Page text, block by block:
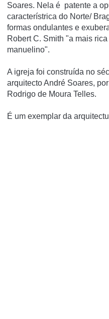
Soares. Nela é patente a
característrica do Norte/
formas ondulantes e
Robert C. Smith "a mais
manuelino".
A igreja foi construí­da no
arquitecto André Soares,
Rodrigo de Moura Telles.
É um exemplar da